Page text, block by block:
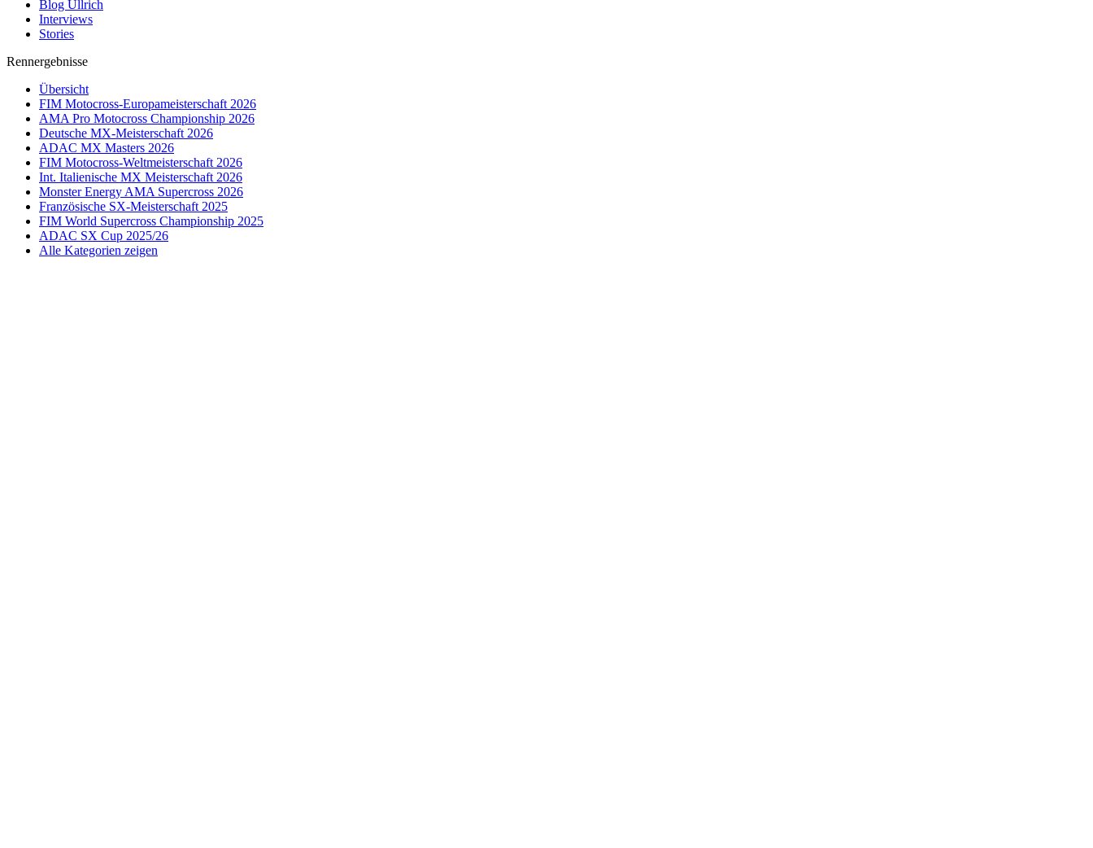
Blog Ullrich
Interviews
Stories
Rennergebnisse
Übersicht
FIM Motocross-Europameisterschaft 2026
AMA Pro Motocross Championship 2026
Deutsche MX-Meisterschaft 2026
ADAC MX Masters 2026
FIM Motocross-Weltmeisterschaft 2026
Int. Italienische MX Meisterschaft 2026
Monster Energy AMA Supercross 2026
Französische SX-Meisterschaft 2025
FIM World Supercross Championship 2025
ADAC SX Cup 2025/26
Alle Kategorien zeigen